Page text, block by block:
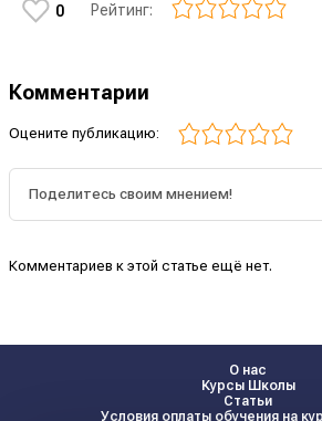
0 Рейтинг:
Комментарии
Оцените публикацию:
Комментариев к этой статье ещё нет.
О нас
Курсы Школы
Статьи
Условия оплаты обучения на